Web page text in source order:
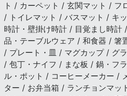
ト / カーペット / 玄関マット / フ
/ トイレマット / バスマット / キ
時計・壁掛け時計 / 目覚まし時計
品・テーブルウェア / 和食器 / 箸
/ プレート・皿 / マグカップ / グ
/ 包丁・ナイフ / まな板 / 鍋・フ
ル・ポット / コーヒーメーカー /
ター / お弁当箱 / ランチョンマッ